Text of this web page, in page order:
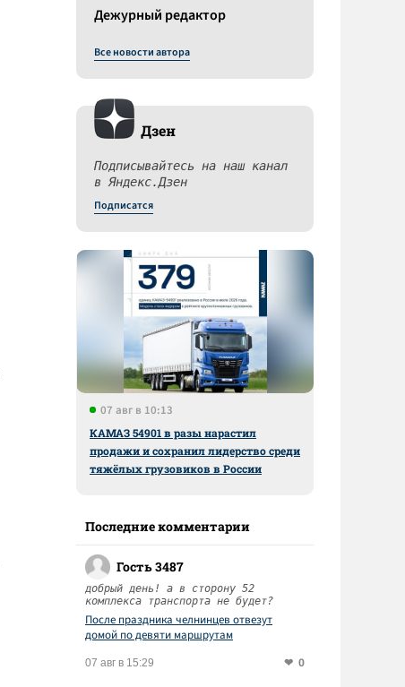
Дежурный редактор
Все новости автора
Дзен
Подписывайтесь на наш канал
в Яндекс.Дзен
Подписатся
07 авг в 10:13
КАМАЗ 54901 в разы нарастил
продажи и сохранил лидерство среди
тяжёлых грузовиков в России
Последние комментарии
Гость 3487
добрый день! а в сторону 52
комплекса транспорта не будет?
После праздника челнинцев отвезут
домой по девяти маршрутам
07 авг в 15:29 0